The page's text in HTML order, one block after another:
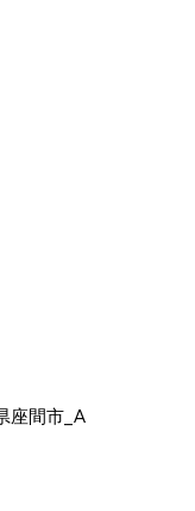
座間市_A